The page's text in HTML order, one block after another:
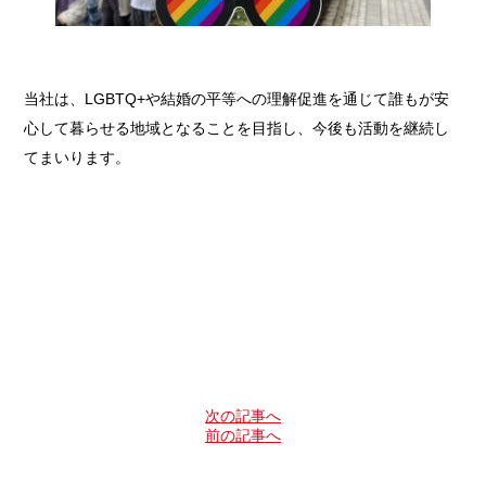
当社は、LGBTQ+や結婚の平等への理解促進を通じて誰もが安
心して暮らせる地域となることを目指し、今後も活動を継続し
てまいります。
次の記事へ
前の記事へ